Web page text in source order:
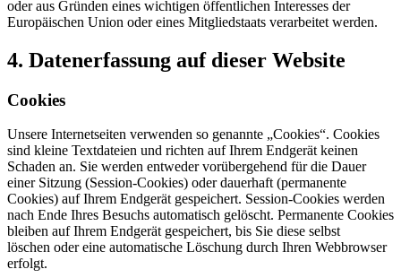
oder aus Gründen eines wichtigen öffentlichen Interesses der
Europäischen Union oder eines Mitgliedstaats verarbeitet werden.
4. Datenerfassung auf dieser Website
Cookies
Unsere Internetseiten verwenden so genannte „Cookies“. Cookies
sind kleine Textdateien und richten auf Ihrem Endgerät keinen
Schaden an. Sie werden entweder vorübergehend für die Dauer
einer Sitzung (Session-Cookies) oder dauerhaft (permanente
Cookies) auf Ihrem Endgerät gespeichert. Session-Cookies werden
nach Ende Ihres Besuchs automatisch gelöscht. Permanente Cookies
bleiben auf Ihrem Endgerät gespeichert, bis Sie diese selbst
löschen oder eine automatische Löschung durch Ihren Webbrowser
erfolgt.